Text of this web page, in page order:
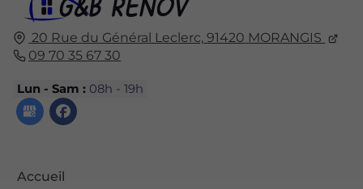
20 Rue du Général Leclerc, 91420 MORANGIS
09 70 35 67 30
Lun - Sam :08h - 19h
Accueil